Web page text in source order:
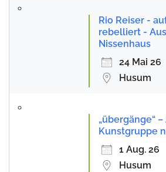
Rio Reiser -
rebelliert -
Nissenhaus
24 Mai 26
Husum
„übergänge“
Kunstgruppe
1 Aug. 26
Husum